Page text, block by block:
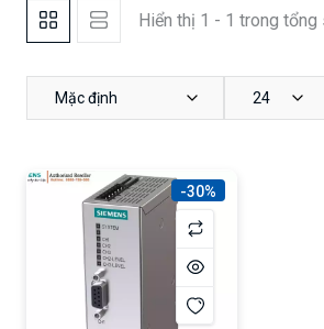
Hiển thị 1 - 1 trong
Mặc định 24
-30%